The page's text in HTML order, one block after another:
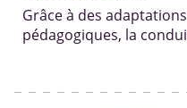
Grâce à des
pédagogiques, la
grande diversité de
étapes, les
conditions pour réussir.